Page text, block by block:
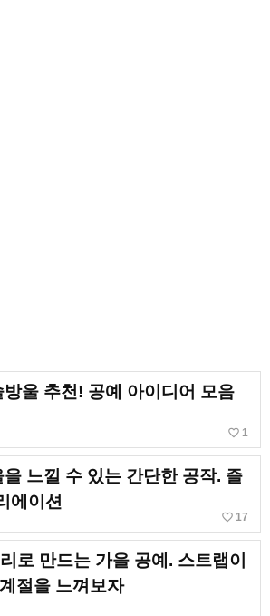
울 추천! 공예 아이디어 모음
favorite_border 1
느낄 수 있는 간단한 공작. 즐
에이션
favorite_border 17
로 만드는 가을 공예. 스트랩이
절을 느껴보자